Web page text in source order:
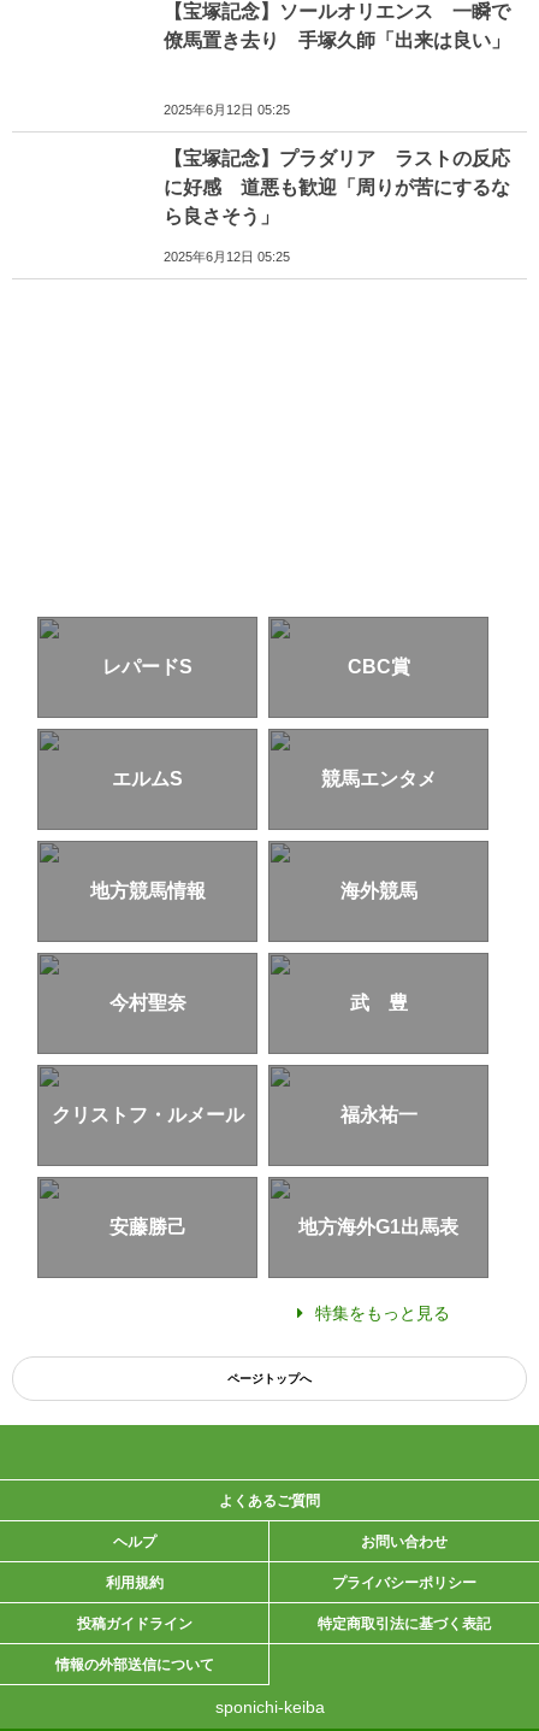
【宝塚記念】ソールオリエンス 一瞬で
僚馬置き去り 手塚久師「出来は良い」
2025年6月12日 05:25
【宝塚記念】プラダリア ラストの反応
に好感 道悪も歓迎「周りが苦にするな
ら良さそう」
2025年6月12日 05:25
レパードS CBC賞
エルムS 競馬エンタメ
地方競馬情報 海外競馬
今村聖奈 武 豊
クリストフ・ルメール 福永祐一
安藤勝己 地方海外G1出馬表
特集をもっと見る
ページトップへ
よくあるご質問
ヘルプ お問い合わせ
利用規約 プライバシーポリシー
投稿ガイドライン 特定商取引法に基づく表記
情報の外部送信について
sponichi-keiba